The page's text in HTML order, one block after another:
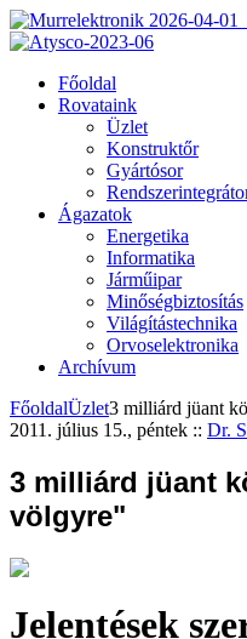
Főoldal
Rovataink
Üzlet
Konstruktőr
Gyártósor
Ágazatok
Energetika
Informatika
Járműipar
Minőségbiztosítás
Világítástechnika
Orvoselektronika
Archívum
FőoldalÜzlet3 milliárd jüant
2011. július 15., péntek :: Dr.
3 milliárd jüant
völgyre"
Jelentések